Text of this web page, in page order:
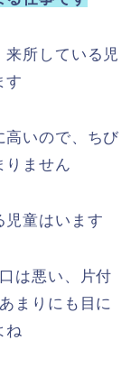
来所している児
す
高いので、ちび
りません
児童はいます
は悪い、片付
まりにも目に
ね